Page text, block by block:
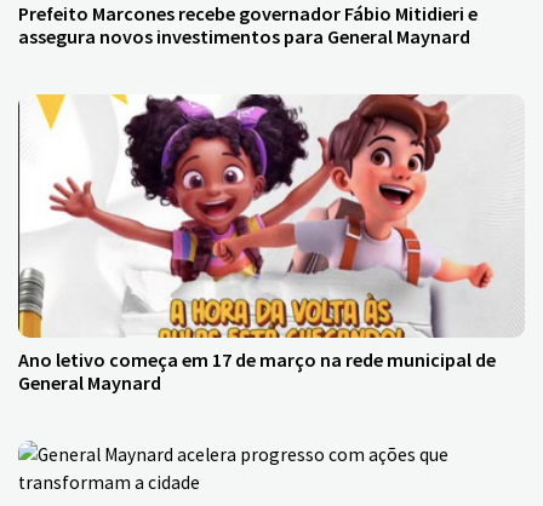
Prefeito Marcones recebe governador Fábio Mitidieri e
assegura novos investimentos para General Maynard
Ano letivo começa em 17 de março na rede municipal de
General Maynard